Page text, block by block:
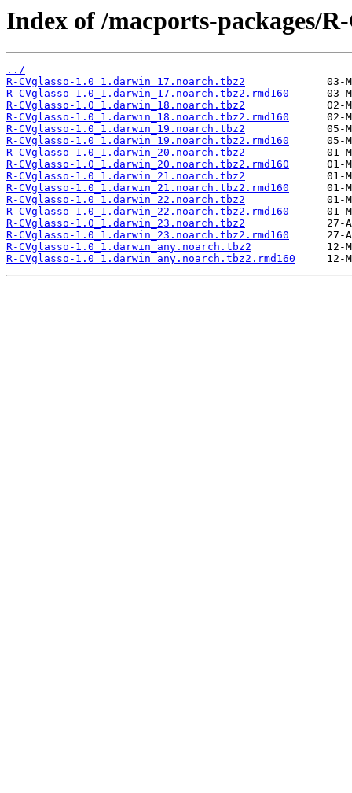
Index of /macports-packages/
../
R-CVglasso-1.0_1.darwin_17.noarch.tbz2
R-CVglasso-1.0_1.darwin_17.noarch.tbz2.rmd160
R-CVglasso-1.0_1.darwin_18.noarch.tbz2
R-CVglasso-1.0_1.darwin_18.noarch.tbz2.rmd160
R-CVglasso-1.0_1.darwin_19.noarch.tbz2
R-CVglasso-1.0_1.darwin_19.noarch.tbz2.rmd160
R-CVglasso-1.0_1.darwin_20.noarch.tbz2
R-CVglasso-1.0_1.darwin_20.noarch.tbz2.rmd160
R-CVglasso-1.0_1.darwin_21.noarch.tbz2
R-CVglasso-1.0_1.darwin_21.noarch.tbz2.rmd160
R-CVglasso-1.0_1.darwin_22.noarch.tbz2
R-CVglasso-1.0_1.darwin_22.noarch.tbz2.rmd160
R-CVglasso-1.0_1.darwin_23.noarch.tbz2
R-CVglasso-1.0_1.darwin_23.noarch.tbz2.rmd160
R-CVglasso-1.0_1.darwin_any.noarch.tbz2
R-CVglasso-1.0_1.darwin_any.noarch.tbz2.rmd160